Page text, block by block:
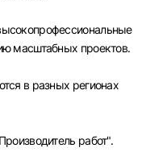
масштабных проектов.
в разных регионах
работ".